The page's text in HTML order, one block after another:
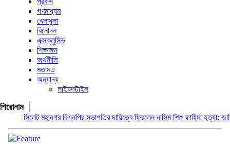
গণমাধ্যম
খেলাধুলা
বিনোদন
এক্সক্লুসিভ
শিক্ষাঙ্গন
অর্থনীতি
মতামত
অন্যান্য
লাইফস্টাইল
শিরোনাম
মহানগর বিএনপির সভাপতির দায়িত্বে ফিরলেন নাসিমশিশু ফাহিমা হত্যা: জাকিরের